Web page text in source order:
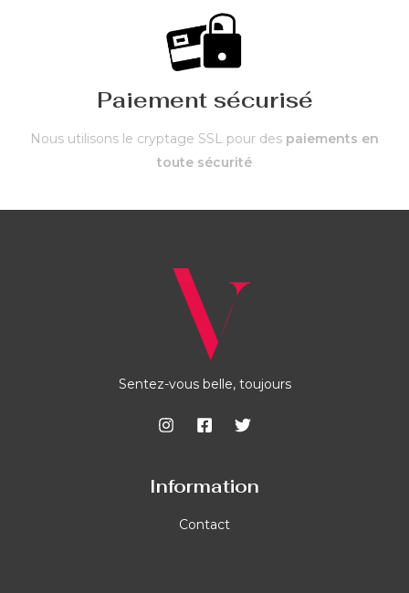
Paiement sécurisé
Nous utilisons le cryptage SSL pour des paiements en
toute sécurité
Sentez-vous belle, toujours
Information
Contact